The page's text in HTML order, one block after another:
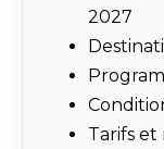
2027
Tarifs et